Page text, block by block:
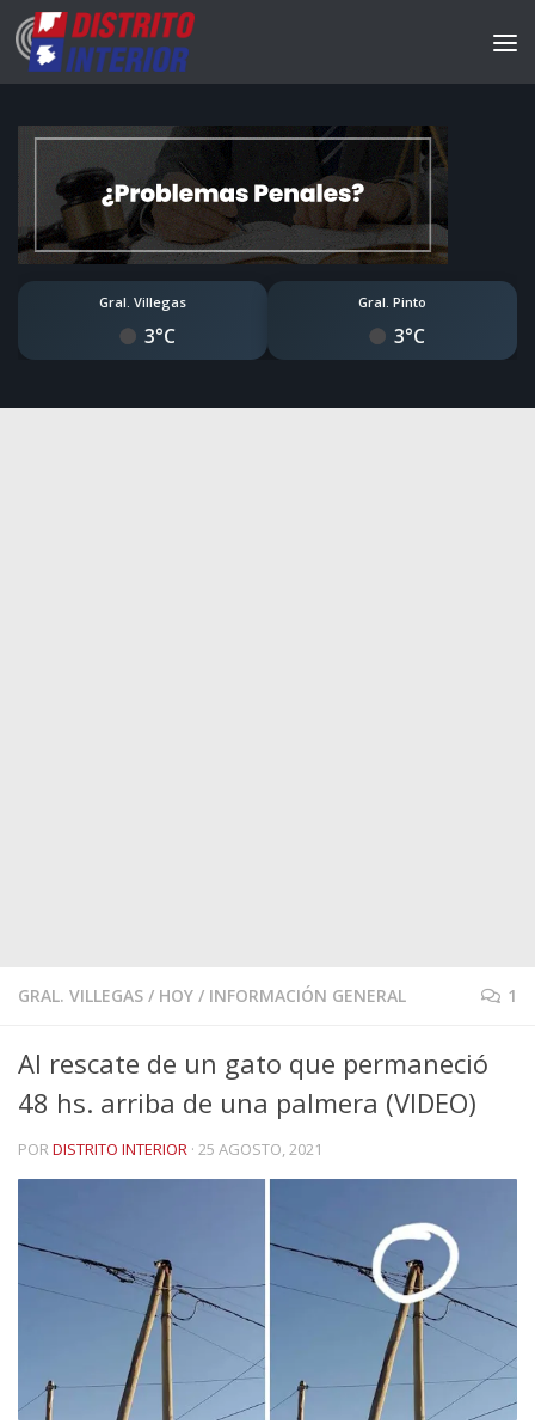
Gral. Villegas
3°C
Gral. Pinto
3°C
GRAL. VILLEGAS / HOY / INFORMACIÓN GENERAL 1
Al rescate de un gato que permaneció
48 hs. arriba de una palmera (VIDEO)
PORDISTRITO INTERIOR · 25 AGOSTO, 2021